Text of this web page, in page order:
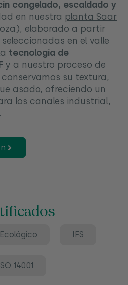
congelado, escaldado y
en nuestra planta Saar
elaborado a partir
en el valle
tecnología de
y a nuestro proceso de
conservamos su textura,
asado, ofreciendo un
los canales industrial,
Ecológico IFS
14001